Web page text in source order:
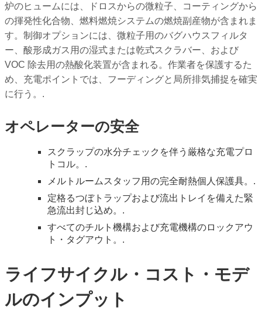
炉のヒュームには、ドロスからの微粒子、コーティングから
の揮発性化合物、燃料燃焼システムの燃焼副産物が含まれま
す。制御オプションには、微粒子用のバグハウスフィルタ
ー、酸形成ガス用の湿式または乾式スクラバー、および
VOC 除去用の熱酸化装置が含まれる。作業者を保護するた
め、充電ポイントでは、フーディングと局所排気捕捉を確実
に行う。.
オペレーターの安全
スクラップの水分チェックを伴う厳格な充電プロ
トコル。.
メルトルームスタッフ用の完全耐熱個人保護具。.
定格るつぼトラップおよび流出トレイを備えた緊
急流出封じ込め。.
すべてのチルト機構および充電機構のロックアウ
ト・タグアウト。.
ライフサイクル・コスト・モデ
ルのインプット